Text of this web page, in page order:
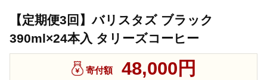
【定期便3回】バリスタズ ブラック
390ml×24本入 タリーズコーヒー
寄付額 48,000円